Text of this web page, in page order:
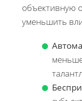
объективную
уменьшить